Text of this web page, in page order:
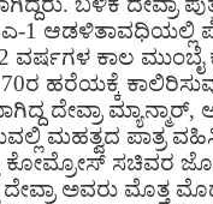
1 ಆಡಳಿತಾವಧಿಯಲ್ಲಿ
ವರ್ಷಗಳ ಕಾಲ ಮುಂಬೈ
70ರ ಹರೆಯಕ್ಕೆ
ದೇವ್ರಾ ಮ್ಯಾನ್ಮಾರ್,
ಮಹತ್ವದ ಪಾತ್ರ
ಸಚಿವರ
ಅವರು ಮೊತ್ತ